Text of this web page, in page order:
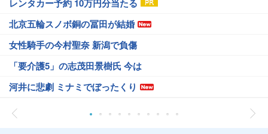
レンタカー予約 10万円分当たる
北京五輪スノボ銅の冨田が結婚
女性騎手の今村聖奈 新潟で負傷
「要介護5」の志茂田景樹氏 今は
河井に悲劇 ミナミでぼったくり